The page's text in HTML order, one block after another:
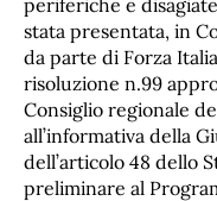
stata presentata, in
da parte di Forza
risoluzione n.99
Consiglio regionale
all’informativa della
dell’articolo 48 dello
preliminare al